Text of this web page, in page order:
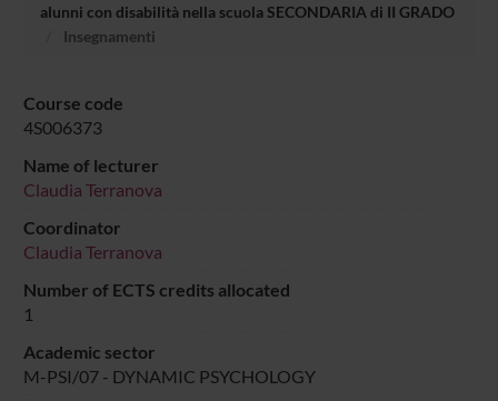
alunni con disabilità nella scuola SECONDARIA di II GRADO
Insegnamenti
Course code
4S006373
Name of lecturer
Claudia Terranova
Coordinator
Claudia Terranova
Number of ECTS credits allocated
1
Academic sector
M-PSI/07 - DYNAMIC PSYCHOLOGY